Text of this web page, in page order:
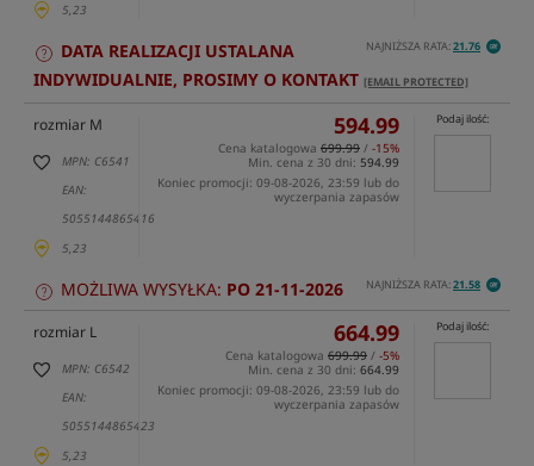
5,23
NAJNIŻSZA RATA:21.76
DATA REALIZACJI USTALANA
INDYWIDUALNIE, PROSIMY O KONTAKT [EMAIL PROTECTED]
rozmiar M
MPN: C6541
EAN:
5055144865416
5,23
594.99
Cena katalogowa 699.99 / -15%
Min. cena z 30 dni: 594.99
Koniec promocji: 09-08-2026, 23:59 lub do
wyczerpania zapasów
Podaj ilość:
NAJNIŻSZA RATA:21.58
MOŻLIWA WYSYŁKA: PO 21-11-2026
rozmiar L
MPN: C6542
EAN:
5055144865423
5,23
664.99
Cena katalogowa 699.99 / -5%
Min. cena z 30 dni: 664.99
Koniec promocji: 09-08-2026, 23:59 lub do
wyczerpania zapasów
Podaj ilość: